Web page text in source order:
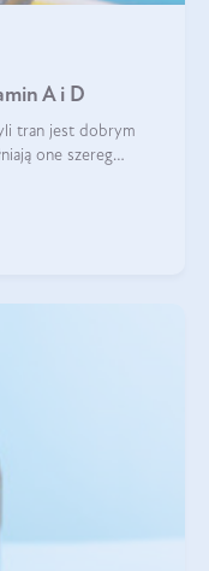
A i D
tran jest dobrym
one szereg